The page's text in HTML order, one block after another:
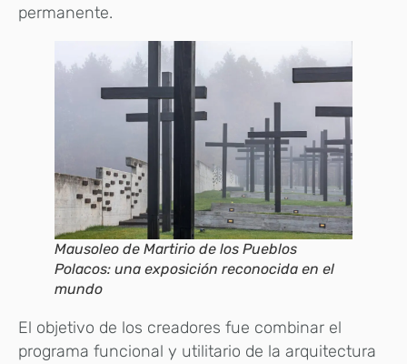
permanente.
Mausoleo de Martirio de los Pueblos
Polacos: una exposición reconocida en el
mundo
El objetivo de los creadores fue combinar el
programa funcional y utilitario de la arquitectura